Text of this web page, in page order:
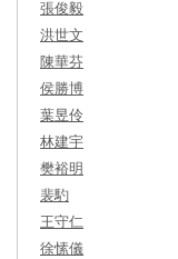
張俊毅
洪世文
陳華芬
侯勝博
葉昱伶
林建宇
樊裕明
裴馰
王守仁
徐愫儀